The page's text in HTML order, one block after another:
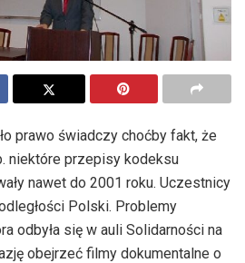
prawo świadczy choćby fakt, że
niektóre przepisy kodeksu
nawet do 2001 roku. Uczestnicy
Polski. Problemy
odbyła się w auli Solidarności na
obejrzeć filmy dokumentalne o